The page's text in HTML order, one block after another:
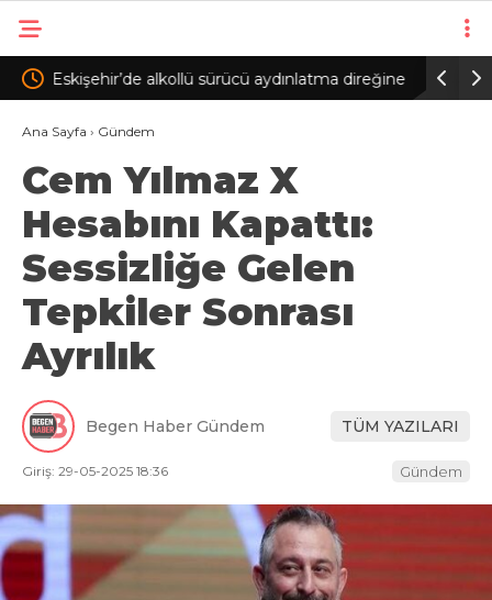
direğine Ertuğrul Doğan: Salah gibi bir oyuncuyu parayla
ikna edip Trabzon’a getiremezsiniz
Ana Sayfa › Gündem
Cem Yılmaz X
Hesabını Kapattı:
Sessizliğe Gelen
Tepkiler Sonrası
Ayrılık
Begen Haber Gündem TÜM YAZILARI
Giriş: 29-05-2025 18:36 Gündem